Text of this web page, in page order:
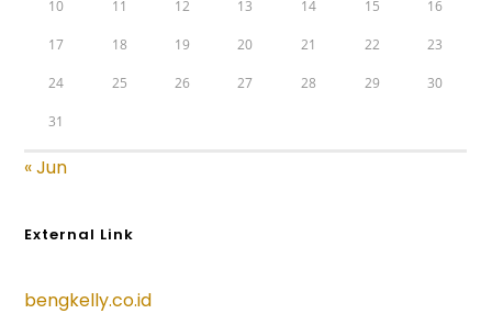
10 11 12 13 14 15 16
17 18 19 20 21 22 23
24 25 26 27 28 29 30
31
« Jun
External Link
bengkelly.co.id